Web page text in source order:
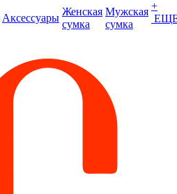
Аксессуары
Женская
сумка
Мужская
сумка
+